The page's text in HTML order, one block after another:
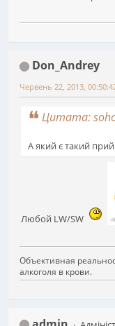
Don_Andrey
Червень 22, 2013,
Цитата:
А який є такий
Любой LW/SW
Объективная
алкоголя в крови.